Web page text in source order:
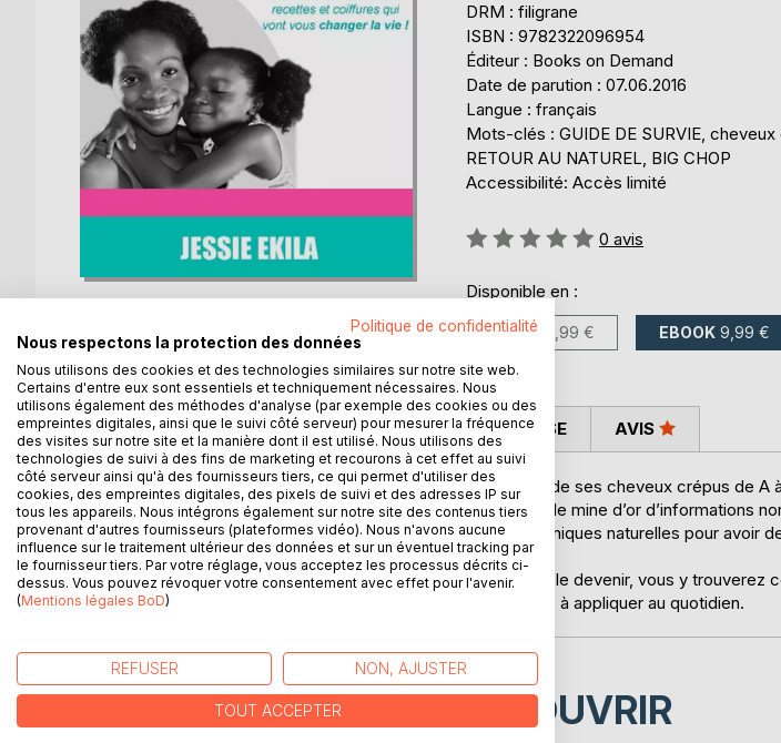
DRM : filigrane
ISBN : 9782322096954
Éditeur : Books on Demand
Date de parution : 07.06.2016
Langue : français
Mots-clés : GUIDE DE SURVIE,
RETOUR AU NATUREL, BIG CHOP
Accessibilité: Accès limité
Évaluation:
0 avis
Disponible en :
LIVRE 14,99 € EBOOK 9,99 €
DESCRIPTION
Vous cherchiez un livre qui explique comment s'occuper de ses cheveux crépus de A
Bien plus qu'un guide du débutant, ce livre est une véritable mine d’or d’informations
de l'entretien des cheveux crépus mais aussi sur les techniques naturelles pour avoir
évitant les ingrédients toxiques.
Que vous soyez déjà naturelle ou que vous envisagiez de le devenir, vous y trouverez
toutes vos questions ainsi que des conseils très pratiques à appliquer au quotidien.
AUTEUR(S) CRITIQUES PRESSE AVIS
D’AUTRES TITRES À DÉCOUVRIR
Politique de confidentialité
Nous respectons la protection des données
Nous utilisons des cookies et des technologies similaires sur notre site web.
Certains d'entre eux sont essentiels et techniquement nécessaires. Nous
utilisons également des méthodes d'analyse (par exemple des cookies ou des
empreintes digitales, ainsi que le suivi côté serveur) pour mesurer la fréquence
des visites sur notre site et la manière dont il est utilisé. Nous utilisons des
technologies de suivi à des fins de marketing et recourons à cet effet au suivi
côté serveur ainsi qu'à des fournisseurs tiers, ce qui permet d'utiliser des
cookies, des empreintes digitales, des pixels de suivi et des adresses IP sur
tous les appareils. Nous intégrons également sur notre site des contenus tiers
provenant d'autres fournisseurs (plateformes vidéo). Nous n'avons aucune
influence sur le traitement ultérieur des données et sur un éventuel tracking par
le fournisseur tiers. Par votre réglage, vous acceptez les processus décrits ci-
dessus. Vous pouvez révoquer votre consentement avec effet pour l'avenir.
(Mentions légales BoD)
REFUSER NON, AJUSTER
TOUT ACCEPTER